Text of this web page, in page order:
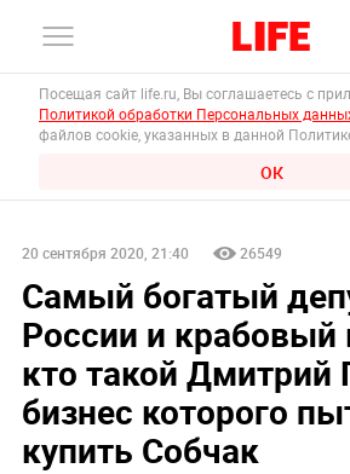
Посещая сайт life.ru, Вы соглашаетесь с
Политикой обработки Персональных
файлов cookie, указанных в данной
ОК
20 сентября 2020, 21:40 26549
Самый богатый
России и крабовый
кто такой Дмитрий
бизнес которого
купить Собчак